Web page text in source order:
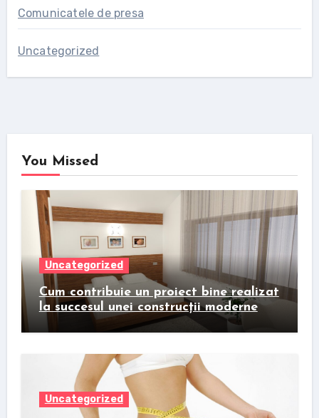
Comunicatele de presa
Uncategorized
You Missed
Uncategorized
Cum contribuie un proiect bine realizat
la succesul unei construcții moderne
Uncategorized